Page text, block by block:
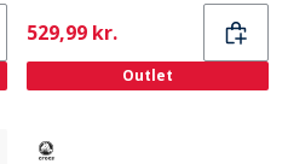
Current
529,99 kr.
Outlet